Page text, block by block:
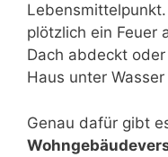
plötzlich ein Feuer
Dach abdeckt
Haus unter
Genau dafür gibt